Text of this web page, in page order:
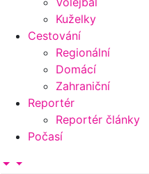
Kuželky
Cestování
Regionální
Domácí
Zahraniční
Reportér
Reportér články
Počasí